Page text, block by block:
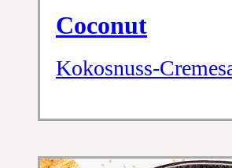
Coconut
Kokosnuss-